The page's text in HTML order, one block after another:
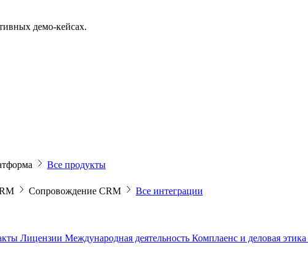
демо-кейсах.
Все продукты
Сопровождение CRM Все интеграции
Лицензии Международная деятельность Комплаенс и деловая этика